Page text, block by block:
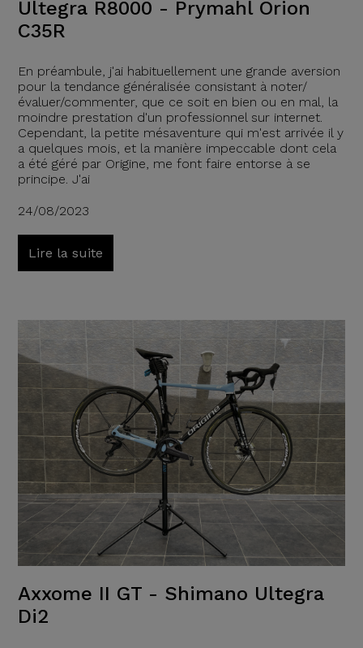
Ultegra R8000 - Prymahl Orion
C35R
En préambule, j'ai habituellement une grande aversion
pour la tendance généralisée consistant à noter/
évaluer/commenter, que ce soit en bien ou en mal, la
moindre prestation d'un professionnel sur internet.
Cependant, la petite mésaventure qui m'est arrivée il y
a quelques mois, et la manière impeccable dont cela
a été géré par Origine, me font faire entorse à se
principe. J'ai
24/08/2023
Lire la suite
Axxome II GT - Shimano Ultegra
Di2